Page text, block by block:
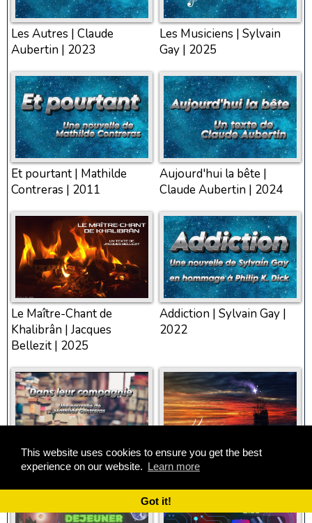
This website uses cookies to ensure you get the best
experience on our website. Learn more
Got it!
Les Autres | Claude
Aubertin | 2023
Les Musiciens | Sylvain
Gay | 2025
Et pourtant | Mathilde
Contreras | 2011
Aujourd'hui la bête |
Claude Aubertin | 2024
Le Maître-Chant de
Khalibrân | Jacques
Bellezit | 2025
Addiction | Sylvain Gay |
2022
Dans leur compagnie |
Mathilde Contreras | 2011
Vers notre refuge |
Siebella ChTh | 2024